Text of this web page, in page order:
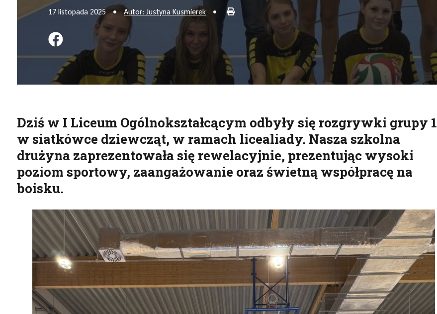
17 listopada 2025 • Autor: Justyna Kusmierek • Drukuj
Podziel się na FB
Dziś w I Liceum Ogólnokształcącym odbyły się rozgrywki grupy 1
w siatkówce dziewcząt, w ramach licealiady. Nasza szkolna
drużyna zaprezentowała się rewelacyjnie, prezentując wysoki
poziom sportowy, zaangażowanie oraz świetną współpracę na
boisku.